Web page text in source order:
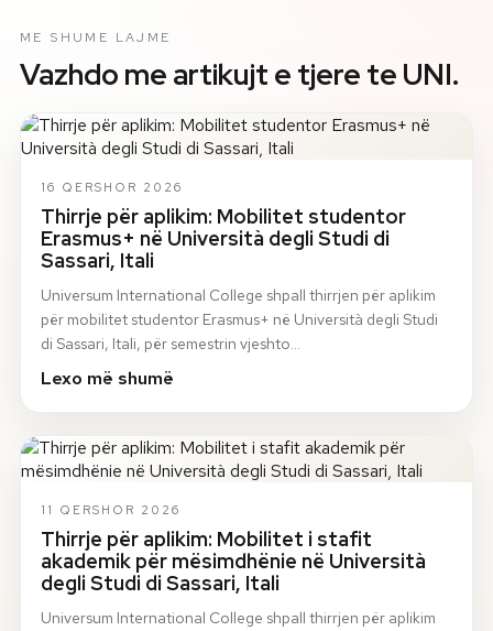
ME SHUME LAJME
Vazhdo me artikujt e tjere te UNI.
16 QERSHOR 2026
Thirrje për aplikim: Mobilitet studentor
Erasmus+ në Università degli Studi di
Sassari, Itali
Universum International College shpall thirrjen për aplikim
për mobilitet studentor Erasmus+ në Università degli Studi
di Sassari, Itali, për semestrin vjeshto…
Lexo më shumë
11 QERSHOR 2026
Thirrje për aplikim: Mobilitet i stafit
akademik për mësimdhënie në Università
degli Studi di Sassari, Itali
Universum International College shpall thirrjen për aplikim